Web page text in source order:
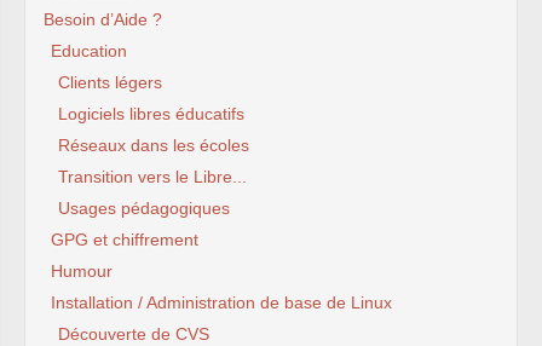
Besoin d’Aide ?
Education
Clients légers
Logiciels libres éducatifs
Réseaux dans les écoles
Transition vers le Libre...
Usages pédagogiques
GPG et chiffrement
Humour
Installation / Administration de base de Linux
Découverte de CVS